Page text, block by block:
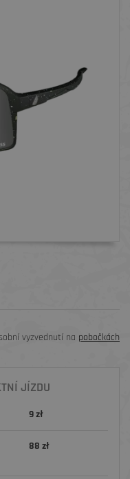
vyzvednutí na pobočkách
JÍZDU
9 zł
88 zł